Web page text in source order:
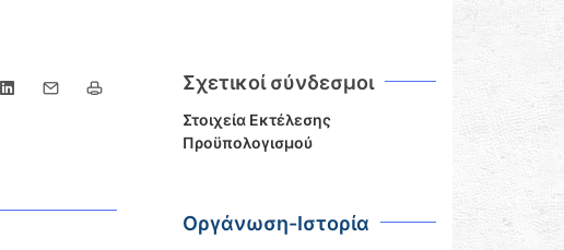
Σχετικοί σύνδεσμοι
Στοιχεία Εκτέλεσης
Προϋπολογισμού
Οργάνωση-Ιστορία